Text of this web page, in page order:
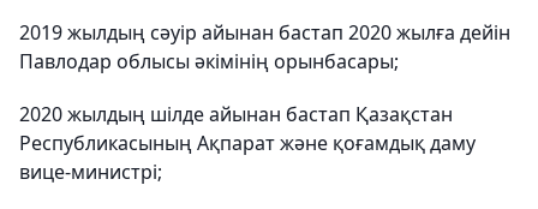
2019 жылдың сәуір айынан бастап 2020 жылға дейін
Павлодар облысы әкімінің орынбасары;
2020 жылдың шілде айынан бастап Қазақстан
Республикасының Ақпарат және қоғамдық даму
вице-министрі;